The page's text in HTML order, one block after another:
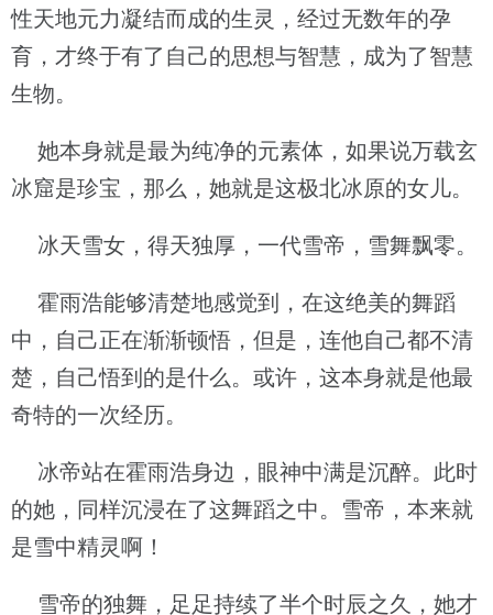
性天地元力凝结而成的生灵，经过无数年的孕
育，才终于有了自己的思想与智慧，成为了智慧
生物。
她本身就是最为纯净的元素体，如果说万载玄
冰窟是珍宝，那么，她就是这极北冰原的女儿。
冰天雪女，得天独厚，一代雪帝，雪舞飘零。
霍雨浩能够清楚地感觉到，在这绝美的舞蹈
中，自己正在渐渐顿悟，但是，连他自己都不清
楚，自己悟到的是什么。或许，这本身就是他最
奇特的一次经历。
冰帝站在霍雨浩身边，眼神中满是沉醉。此时
的她，同样沉浸在了这舞蹈之中。雪帝，本来就
是雪中精灵啊！
雪帝的独舞，足足持续了半个时辰之久，她才